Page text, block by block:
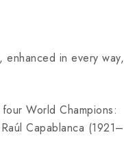
in every way,
World Champions:
Capablanca (1921–